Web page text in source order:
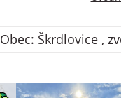
Obec: Škrdlovice ,